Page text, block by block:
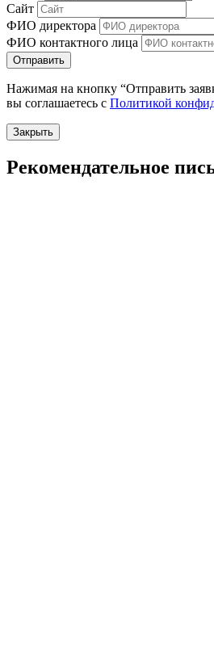
Сайт
ФИО директора
ФИО контактного лица
Отправить
Нажимая на кнопку “Отправить
вы соглашаетесь с Политикой
Закрыть
Рекомендательное